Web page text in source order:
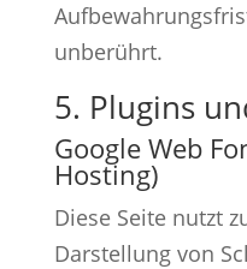
unberührt.
5. Plugins
Google Web
Hosting)
Diese Seite nutzt
Darstellung von